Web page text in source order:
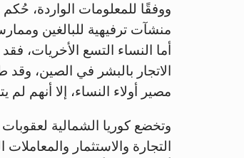
ووفقًا للمعلومات الواردة،
منشآت ترفيهية للبالغين
أما النساء التسع الأخريات،
الاتجار بالبشر في الصين،
مصير أولاء النساء، إلا أنهم لم
وتخضع كوريا الشمالية لعقوبات
التجارة والاستثمار